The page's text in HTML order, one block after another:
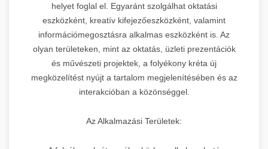
helyet foglal el. Egyaránt szolgálhat oktatási
eszközként, kreatív kifejezőeszközként, valamint
információmegosztásra alkalmas eszközként is. Az
olyan területeken, mint az oktatás, üzleti prezentációk
és művészeti projektek, a folyékony kréta új
megközelítést nyújt a tartalom megjelenítésében és az
interakcióban a közönséggel.
Az Alkalmazási Területek: